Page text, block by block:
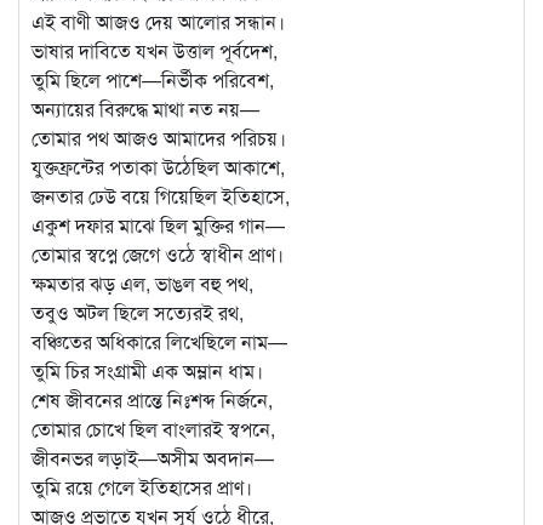
এই বাণী আজও দেয় আলোর সন্ধান।
ভাষার দাবিতে যখন উত্তাল পূর্বদেশ,
তুমি ছিলে পাশে—নির্ভীক পরিবেশ,
অন্যায়ের বিরুদ্ধে মাথা নত নয়—
তোমার পথ আজও আমাদের পরিচয়।
যুক্তফ্রন্টের পতাকা উঠেছিল আকাশে,
জনতার ঢেউ বয়ে গিয়েছিল ইতিহাসে,
একুশ দফার মাঝে ছিল মুক্তির গান—
তোমার স্বপ্নে জেগে ওঠে স্বাধীন প্রাণ।
ক্ষমতার ঝড় এল, ভাঙল বহু পথ,
তবুও অটল ছিলে সত্যেরই রথ,
বঞ্চিতের অধিকারে লিখেছিলে নাম—
তুমি চির সংগ্রামী এক অম্লান ধাম।
শেষ জীবনের প্রান্তে নিঃশব্দ নির্জনে,
তোমার চোখে ছিল বাংলারই স্বপনে,
জীবনভর লড়াই—অসীম অবদান—
তুমি রয়ে গেলে ইতিহাসের প্রাণ।
আজও প্রভাতে যখন সূর্য ওঠে ধীরে,